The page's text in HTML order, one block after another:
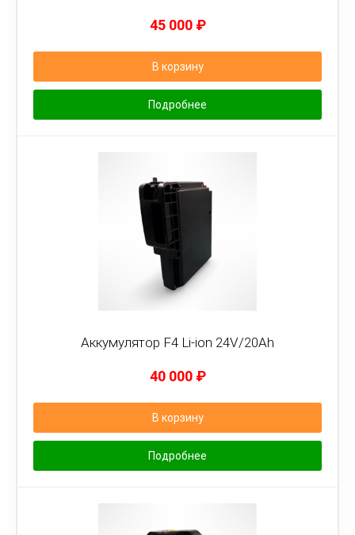
45 000 ₽
В корзину
Подробнее
Аккумулятор F4 Li-ion 24V/20Ah
40 000 ₽
В корзину
Подробнее